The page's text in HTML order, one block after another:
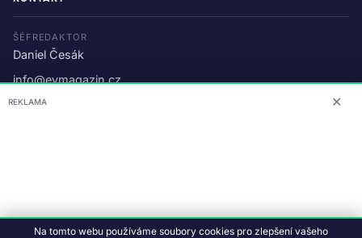
ŠÉFREDAKTOR
Daniel Česák
info@evmagazin.cz
O nás
© 2026 EV Magazin.Podmínky a ochrana dat.
REKLAMA ✕
Na tomto webu používáme soubory cookies pro zlepšení vašeho